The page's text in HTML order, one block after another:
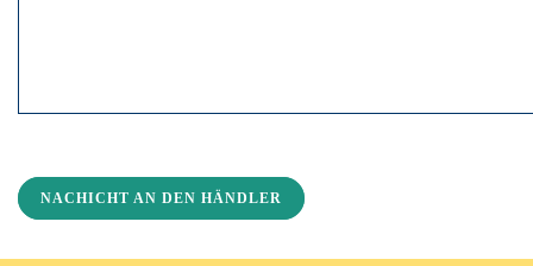
NACHICHT AN DEN HÄNDLER